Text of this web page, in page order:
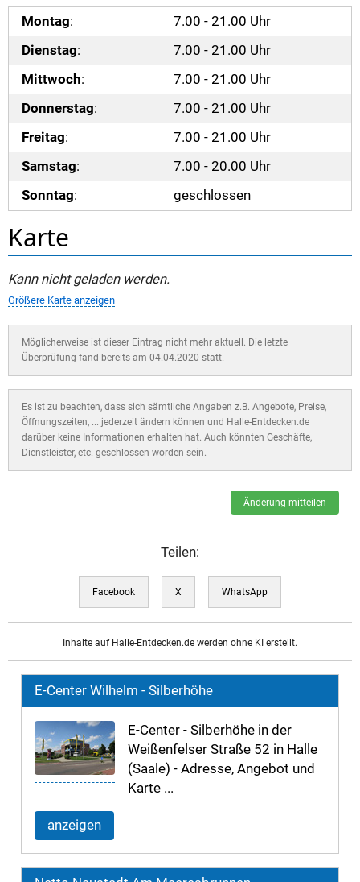
Montag:
7.00 - 21.00 Uhr
Dienstag:
7.00 - 21.00 Uhr
Mittwoch:
7.00 - 21.00 Uhr
Donnerstag:
7.00 - 21.00 Uhr
Freitag:
7.00 - 21.00 Uhr
Samstag:
7.00 - 20.00 Uhr
Sonntag: geschlossen
Karte
Kann nicht geladen werden.
Größere Karte anzeigen
Möglicherweise ist dieser Eintrag nicht mehr aktuell. Die letzte
Überprüfung fand bereits am 04.04.2020 statt.
Es ist zu beachten, dass sich sämtliche Angaben z.B. Angebote, Preise,
Öffnungszeiten, ... jederzeit ändern können und Halle-Entdecken.de
darüber keine Informationen erhalten hat. Auch könnten Geschäfte,
Dienstleister, etc. geschlossen worden sein.
Änderung mitteilen
Teilen:
Facebook X WhatsApp
Inhalte auf Halle-Entdecken.de werden ohne KI erstellt.
E-Center Wilhelm - Silberhöhe
E-Center - Silberhöhe in der
Weißenfelser Straße 52 in Halle
(Saale) - Adresse, Angebot und
Karte ...
anzeigen